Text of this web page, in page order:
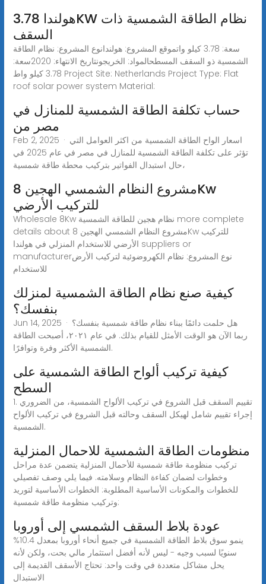
هولندا 3.78KW نظام الطاقة الشمسية ذات
السقف
سعة: 3.78 كيلو واتموقع المشروع: هولندانوع المشروع: نظام الطاقة
الشمسية ذو السقف المسطحالمواد: الخريجونتاريخ الانتهاء: 2020سعة:
3.78 كيلو واط Project Site: Netherlands Project Type: Flat
roof solar power system Material:
حساب تكلفة الطاقة الشمسية للمنازل في
مصر من
Feb 2, 2025 · اسعار الواح الطاقة الشمسية من اكثر العوامل التي
تؤثر على تكلفة الطاقة الشمسية للمنازل في مصر في عام 2025 في
حال استبدال الفواتير بتركيب محطة طاقة شمسية،
مشروع النظام الشمسي الهجين 8Kw
للتركيب الأرضي
Wholesale 8Kw نظام هجين للطاقة الشمسية more complete
details about مشروع النظام الشمسي الهجين 8Kw للتركيب
الأرضي للاستخدام المنزلي في هولندا suppliers or
manufacturerنوع المشروع: نظام الكهروضوئية لتركيب الأرض
للاستخدام
كيفية صنع نظام الطاقة الشمسية لمنزلك
بنفسك؟
Jun 14, 2025 · هل حلمت دائمًا ببناء نظام طاقة شمسية بنفسك؟
ربما الآن هو الوقت الأمثل للقيام بذلك. في عام ٢٠٢١، أصبحت الطاقة
الشمسية الأكثر وفرة وتوافرًا.
كيفية تركيب ألواح الطاقة الشمسية على
السطح
1. تقييم السقف قبل الشروع في تركيب الألواح الشمسية، من الضروري
إجراء تقييم شامل لهيكل السقف وحالته قبل الشروع في تركيب الألواح
الشمسية.
منظومات الطاقة الشمسية للاحمال المنزلية
تركيب منظومة طاقة شمسية للأحمال المنزلية يتضمن عدة مراحل
وخطوات لضمان كفاءة النظام وسلامته. فيما يلي وصف تفصيلي
للخطوات والمكونات الأساسية المطلوبة: الخطوات الأساسية لتوريد
وتركيب منظومة طاقة شمسية:
عودة بلاط السقف الشمسي إلى أوروبا
ينمو سوق بلاط الطاقة الشمسية في جميع أنحاء أوروبا بمعدل 10.4%
سنويًا لسبب وجيه - ليس لأنه أفضل استثمار مالي بحت، ولكن لأنه
يحل مشاكل متعددة في وقت واحد: تحتاج الأسقف القديمة إلى
الاستبدال